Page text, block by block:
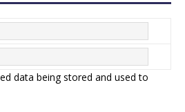
data being stored and used to